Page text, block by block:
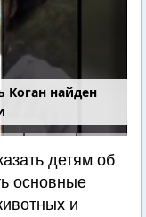
Коган найден
детям об
основные
и